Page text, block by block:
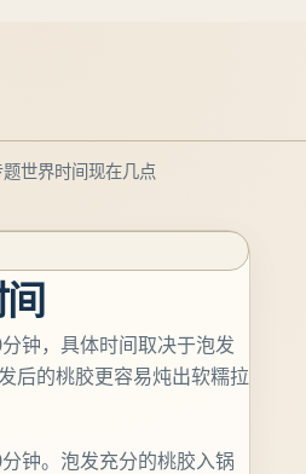
题世界时间现在几点
钟，具体时间取决于泡发
后的桃胶更容易炖出软糯拉
钟。泡发充分的桃胶入锅